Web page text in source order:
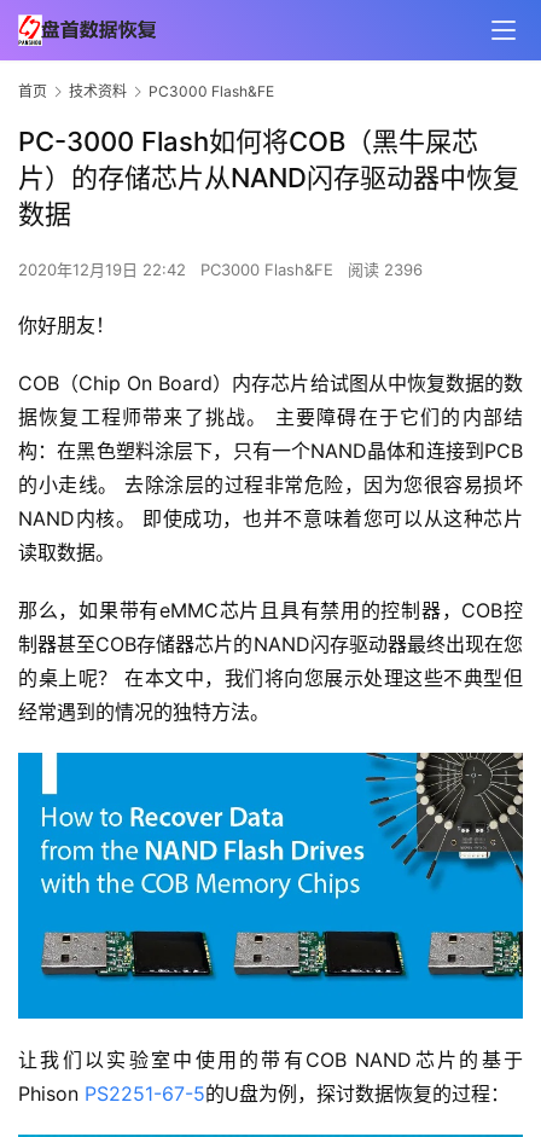
首页 技术资料 PC3000 Flash&FE
PC-3000 Flash如何将COB（黑牛屎芯
片）的存储芯片从NAND闪存驱动器中恢复
数据
2020年12月19日 22:42 PC3000 Flash&FE 阅读 2396
你好朋友！
COB（Chip On Board）内存芯片给试图从中恢复数据的数
据恢复工程师带来了挑战。 主要障碍在于它们的内部结
构：在黑色塑料涂层下，只有一个NAND晶体和连接到PCB
的小走线。 去除涂层的过程非常危险，因为您很容易损坏
NAND内核。 即使成功，也并不意味着您可以从这种芯片
读取数据。
那么，如果带有eMMC芯片且具有禁用的控制器，COB控
制器甚至COB存储器芯片的NAND闪存驱动器最终出现在您
的桌上呢？ 在本文中，我们将向您展示处理这些不典型但
经常遇到的情况的独特方法。
让我们以实验室中使用的带有COB NAND芯片的基于
Phison PS2251-67-5的U盘为例，探讨数据恢复的过程：